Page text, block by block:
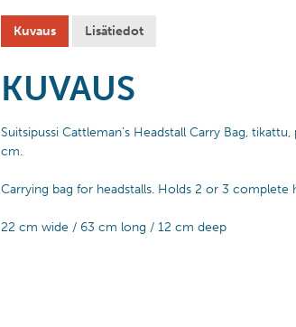
Kuvaus Lisätiedot
KUVAUS
Suitsipussi Cattleman’s Headstall Carry Bag,
cm.
Carrying bag for headstalls. Holds 2 or 3
22 cm wide / 63 cm long / 12 cm deep